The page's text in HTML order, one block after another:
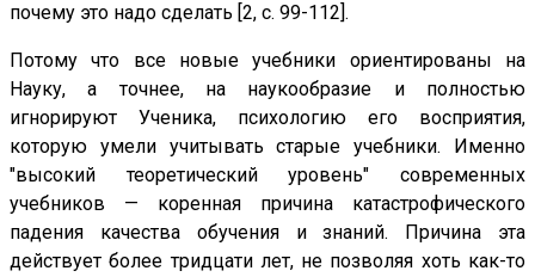
почему это надо сделать [2, с. 99-112].
Потому что все новые учебники ориентированы на
Науку, а точнее, на наукообразие и полностью
игнорируют Ученика, психологию его восприятия,
которую умели учитывать старые учебники. Именно
"высокий теоретический уровень" современных
учебников — коренная причина катастрофического
падения качества обучения и знаний. Причина эта
действует более тридцати лет, не позволяя хоть как-то